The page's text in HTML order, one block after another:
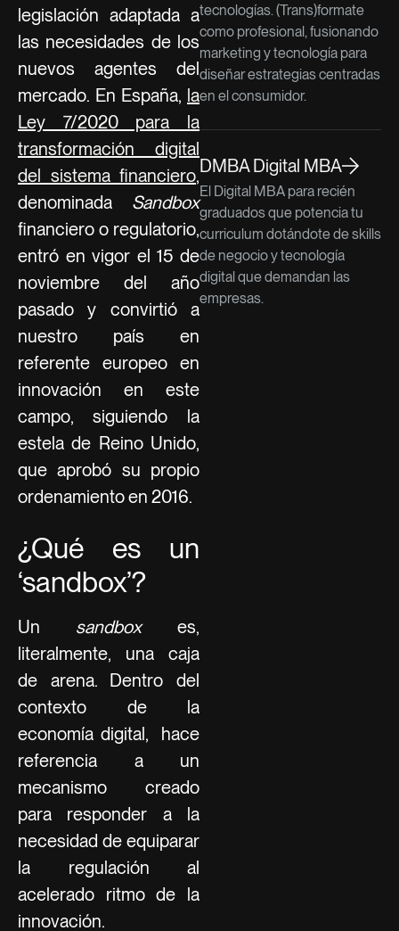
legislación adaptada a
las necesidades de los
nuevos agentes del
mercado. En España, la
Ley 7/2020 para la
transformación digital
del sistema financiero,
denominada Sandbox
financiero o regulatorio,
entró en vigor el 15 de
noviembre del año
pasado y convirtió a
nuestro país en
referente europeo en
innovación en este
campo, siguiendo la
estela de Reino Unido,
que aprobó su propio
ordenamiento en 2016.
¿Qué es un
‘sandbox’?
Un sandbox es,
literalmente, una caja
de arena. Dentro del
contexto de la
economía digital, hace
referencia a un
mecanismo creado
para responder a la
necesidad de equiparar
la regulación al
acelerado ritmo de la
innovación.
tecnologías. (Trans)formate
como profesional, fusionando
marketing y tecnología para
diseñar estrategias centradas
en el consumidor.
DMBA Digital MBA
El Digital MBA para recién
graduados que potencia tu
curriculum dotándote de skills
de negocio y tecnología
digital que demandan las
empresas.